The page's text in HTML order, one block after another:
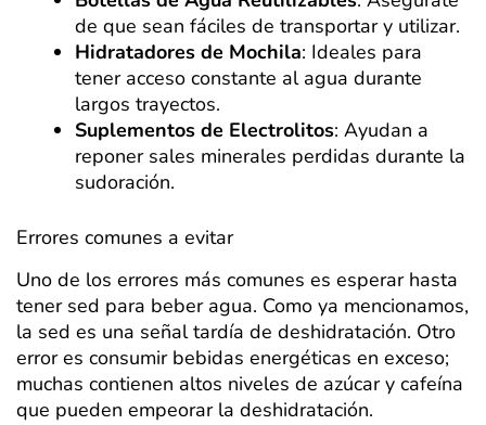
de que sean fáciles de transportar y utilizar.
Hidratadores de Mochila: Ideales para
tener acceso constante al agua durante
largos trayectos.
Suplementos de Electrolitos: Ayudan a
reponer sales minerales perdidas durante la
sudoración.
Errores comunes a evitar
Uno de los errores más comunes es esperar hasta
tener sed para beber agua. Como ya mencionamos,
la sed es una señal tardía de deshidratación. Otro
error es consumir bebidas energéticas en exceso;
muchas contienen altos niveles de azúcar y cafeína
que pueden empeorar la deshidratación.